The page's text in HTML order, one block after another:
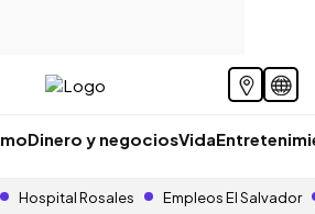
Dinero y negociosVida
Hospital Rosales Empleos El Salvador